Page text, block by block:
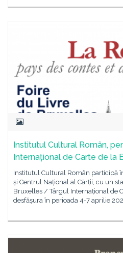
Institutul Cultural Român,
Internațional de Carte de la
Institutul Cultural Român participă
și Centrul Național al Cărții, cu un
Bruxelles / Târgul Internațional de
desfășura în perioada 4-7 aprilie